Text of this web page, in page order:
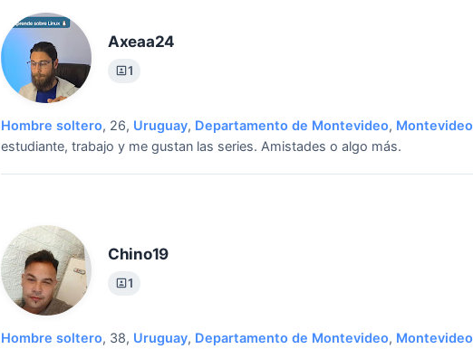
Axeaa24
1
Hombre soltero, 26, Uruguay, Departamento de Montevideo, Montevideo
estudiante, trabajo y me gustan las series. Amistades o algo más.
Chino19
1
Hombre soltero, 38, Uruguay, Departamento de Montevideo, Montevideo